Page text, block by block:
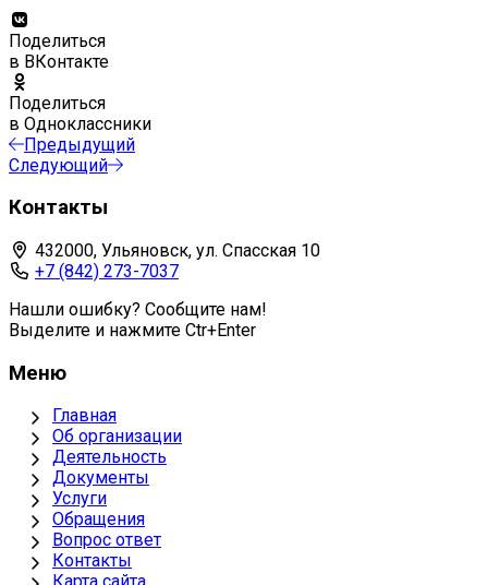
Поделиться
в ВКонтакте
Поделиться
в Одноклассники
Предыдущий
Следующий
Контакты
432000, Ульяновск, ул. Спасская 10
+7 (842) 273-7037
Нашли ошибку? Сообщите нам!
Выделите и нажмите Ctr+Enter
Меню
Главная
Об организации
Деятельность
Документы
Услуги
Обращения
Вопрос ответ
Контакты